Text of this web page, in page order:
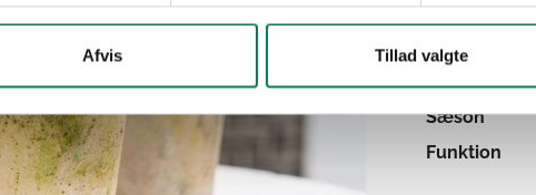
Afvis Tillad valgte
Oprindelse
Anvendelse
Sæson
Funktion